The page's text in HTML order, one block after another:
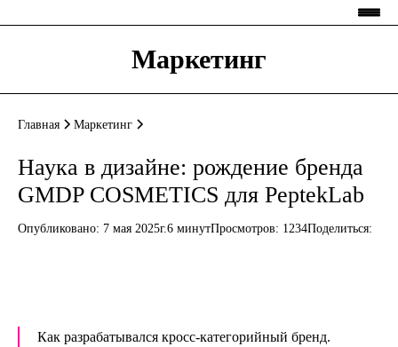
Маркетинг
Главная Маркетинг
Наука в дизайне: рождение бренда
GMDP COSMETICS для PeptekLab
Опубликовано: 7 мая 2025г.6 минутПросмотров: 1234Поделиться:
Как разрабатывался кросс-категорийный бренд.